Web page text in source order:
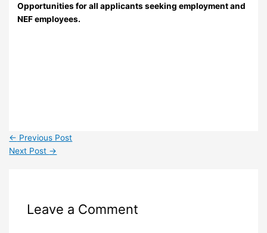
Opportunities for all applicants seeking employment and
NEF employees.
← Previous Post
Next Post →
Leave a Comment